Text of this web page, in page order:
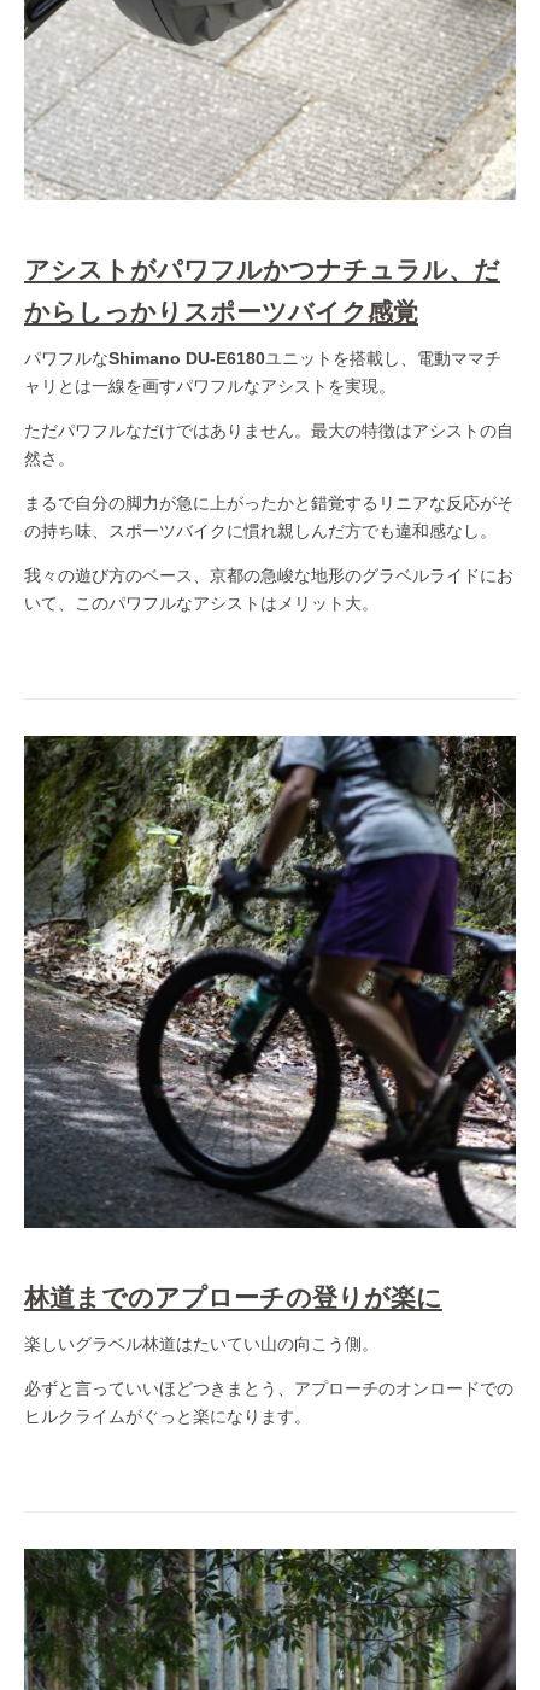
アシストがパワフルかつナチュラル、だ
からしっかりスポーツバイク感覚
パワフルなShimano DU-E6180ユニットを搭載し、電動ママチ
ャリとは一線を画すパワフルなアシストを実現。
ただパワフルなだけではありません。最大の特徴はアシストの自
然さ。
まるで自分の脚力が急に上がったかと錯覚するリニアな反応がそ
の持ち味、スポーツバイクに慣れ親しんだ方でも違和感なし。
我々の遊び方のベース、京都の急峻な地形のグラベルライドにお
いて、このパワフルなアシストはメリット大。
林道までのアプローチの登りが楽に
楽しいグラベル林道はたいてい山の向こう側。
必ずと言っていいほどつきまとう、アプローチのオンロードでの
ヒルクライムがぐっと楽になります。